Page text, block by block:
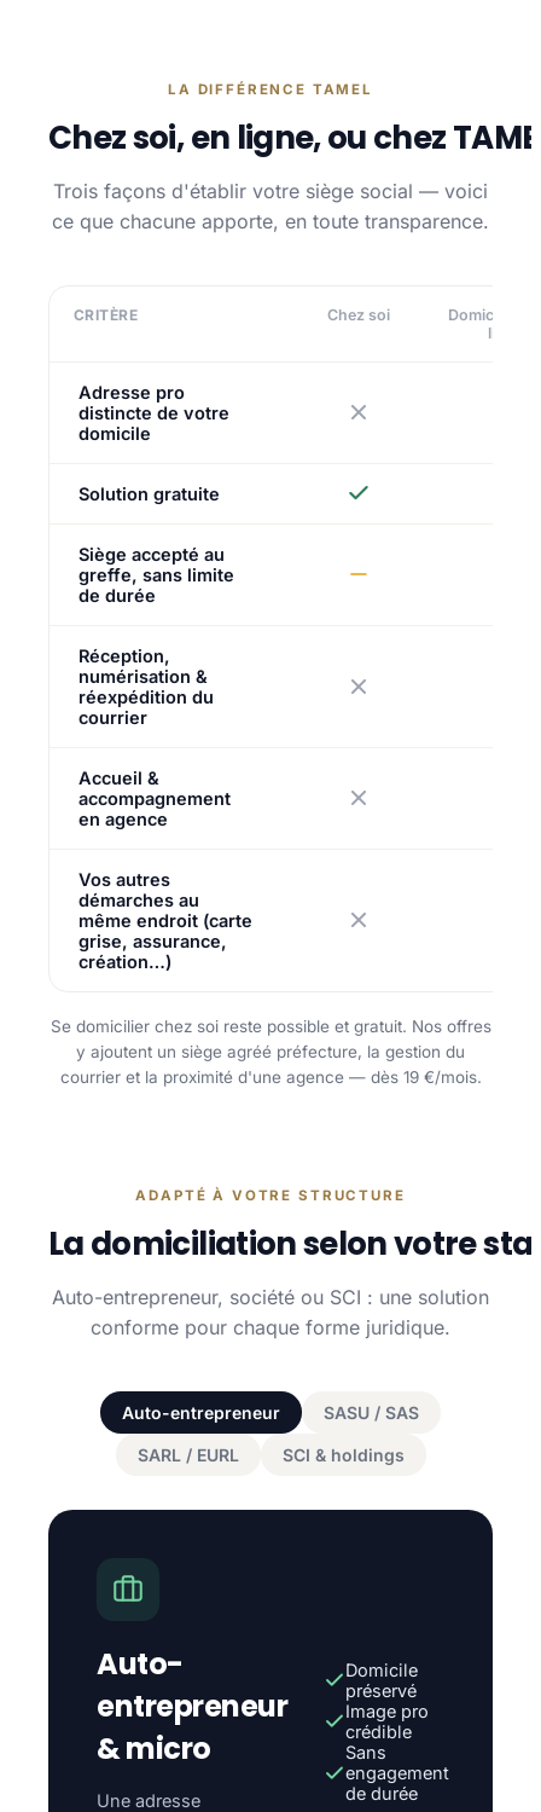
LA DIFFÉRENCE TAMEL
Chez soi, en ligne, ou chez
Trois façons d'établir votre siège social — voici
ce que chacune apporte, en toute transparence.
CRITÈRE Chez soi
ligne
Adresse pro
distincte de votre
domicile
Solution gratuite
Siège accepté au
greffe, sans limite
de durée
Réception,
numérisation &
réexpédition du
courrier
Accueil &
accompagnement
en agence
Vos autres
démarches au
même endroit (carte
grise, assurance,
création…)
Se domicilier chez soi reste possible et gratuit. Nos offres
y ajoutent un siège agréé préfecture, la gestion du
courrier et la proximité d'une agence — dès 19 €/mois.
ADAPTÉ À VOTRE STRUCTURE
La domiciliation selon votre
Auto-entrepreneur, société ou SCI : une solution
conforme pour chaque forme juridique.
Auto-entrepreneur SASU / SAS
SARL / EURL SCI & holdings
Auto-
entrepreneur
& micro
Une adresse
Domicile
préservé
Image pro
crédible
Sans
engagement
de durée